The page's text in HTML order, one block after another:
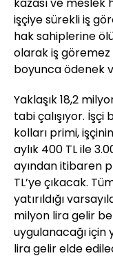
kazası ve meslek
işçiye sürekli iş
hak sahiplerine
olarak iş
boyunca ödenek
Yaklaşık 18,2
tabi çalışıyor. İşçi
kolları primi,
aylık 400 TL ile
ayından itibaren
TL’ye çıkacak.
yatırıldığı
milyon lira gelir
uygulanacağı için
lira gelir elde